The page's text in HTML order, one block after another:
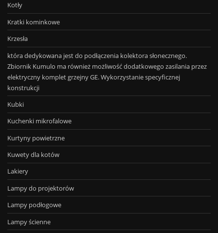
Kotły
Kratki kominkowe
Krzesła
która dedykowana jest do podłączenia kolektora słonecznego.
Zbiornik Kumulo ma również możliwość dodatkowego zasilania przez
elektryczny komplet grzejny GE. Wykorzystanie specyficznej
konstrukcji
Kubki
Kuchenki mikrofalowe
Kurtyny powietrzne
Kuwety dla kotów
Lakiery
Lampy do projektorów
Lampy podłogowe
Lampy ścienne